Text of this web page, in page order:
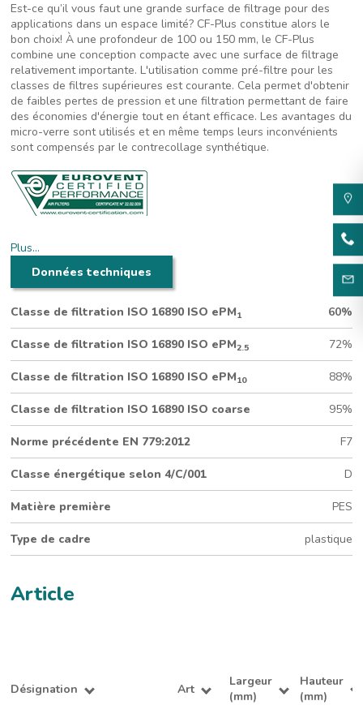
Est-ce qu’il vous faut une grande surface de filtrage pour des
applications dans un espace limité? CF-Plus constitue alors le
bon choix! À une profondeur de 100 ou 150 mm, le CF-Plus
combine une conception compacte avec une surface de filtrage
relativement importante. L'utilisation comme pré-filtre pour les
classes de filtres supérieures est courante. Cela permet d'obtenir
de faibles pertes de pression et une filtration permettant de faire
des économies d'énergie tout en étant efficace. Les avantages du
micro-verre sont utilisés et en même temps leurs inconvénients
sont compensés par le contrecollage synthétique.
Le CF-Plus présente un média en micro-verre et une conception
compacte pour la technique de ventilation générale et il est idéal
comme pré-filtre pour les classes de filtration supérieures
100 mm de profondeur
Conception plate (592 x 592 mm)
Média plissé verre/PES
Classe énergétique selon RS 4/C/001: D
Plus…
Données techniques
Classe de filtration ISO 16890 ISO ePM1 60%
Classe de filtration ISO 16890 ISO ePM2.5 72%
Classe de filtration ISO 16890 ISO ePM10 88%
Classe de filtration ISO 16890 ISO coarse 95%
Norme précédente EN 779:2012 F7
Classe énergétique selon 4/C/001 D
Matière première PES
Type de cadre plastique
Article
Désignation Art
Largeur
(mm)
Hauteur
(mm)